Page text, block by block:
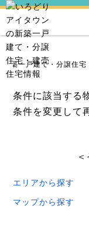
新築一戸建て・分譲住
条件に該当する
条件を変更して
エリアから探す
マップから探す